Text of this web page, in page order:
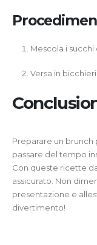
Mescola i succhi
Versa in
Preparare un
passare del tempo
Con queste ricette
assicurato. Non
presentazione e
divertimento!